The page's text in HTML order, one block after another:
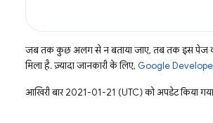
जब तक कुछ अलग से न बताया जाए, तब तक इस पेज की
मिला है. ज़्यादा जानकारी के लिए, Google
आखिरी बार 2021-01-21 (UTC) को अपडेट किया